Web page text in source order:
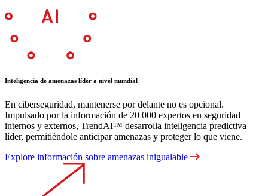
Inteligencia de amenazas líder a nivel mundial
En ciberseguridad, mantenerse por delante no es opcional.
Impulsado por la información de 20 000 expertos en seguridad
internos y externos, TrendAI™ desarrolla inteligencia predictiva
líder, permitiéndole anticipar amenazas y proteger lo que viene.
Explore información sobre amenazas inigualable